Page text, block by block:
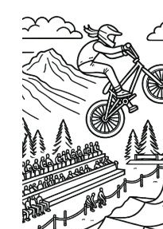
u
b
l
i
c
a
t
i
o
n